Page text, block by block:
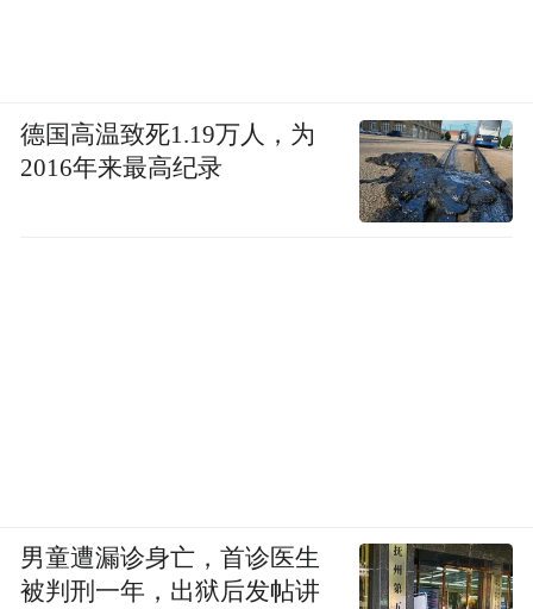
德国高温致死1.19万人，为
2016年来最高纪录
男童遭漏诊身亡，首诊医生
被判刑一年，出狱后发帖讲